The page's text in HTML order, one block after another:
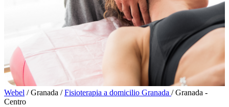
Webel / Granada / Fisioterapia a domicilio Granada / Granada -
Centro